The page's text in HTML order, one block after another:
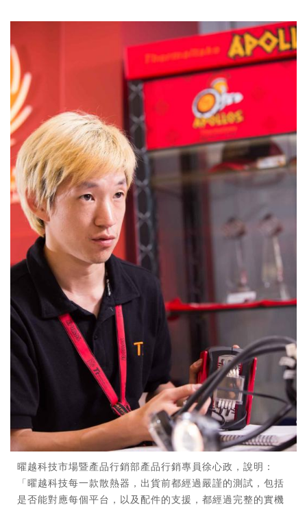
曜越科技市場暨產品行銷部產品行銷專員徐心政，說明：
「曜越科技每一款散熱器，出貨前都經過嚴謹的測試，包括
是否能對應每個平台，以及配件的支援，都經過完整的實機